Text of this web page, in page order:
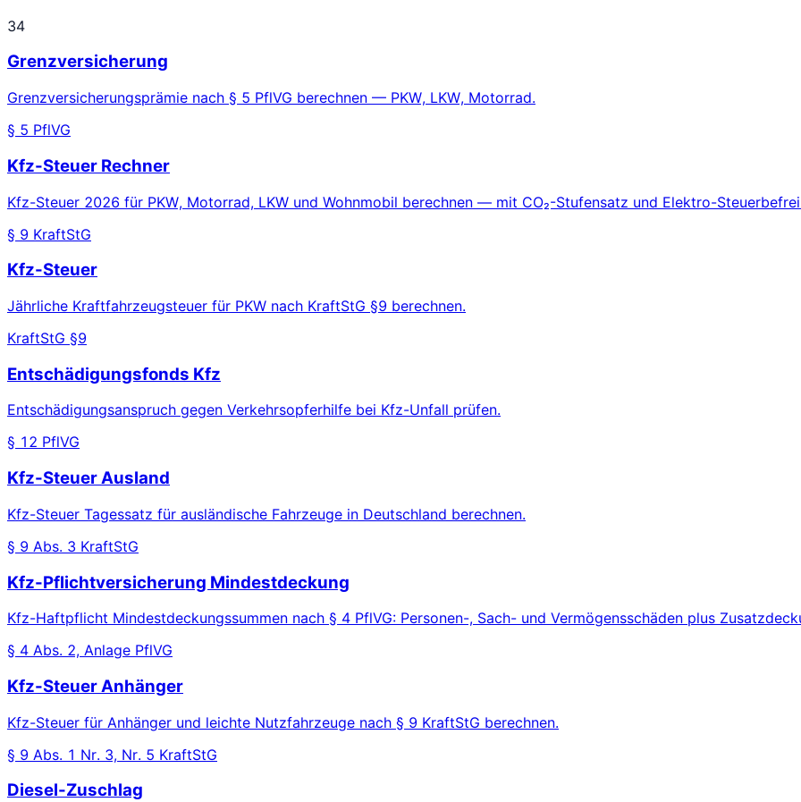
34
Grenzversicherung
Grenzversicherungsprämie nach § 5 PflVG berechnen — PKW, LKW, Motorrad.
§ 5 PflVG
Kfz-Steuer Rechner
Kfz-Steuer 2026 für PKW, Motorrad, LKW und Wohnmobil berechnen — mit CO₂-Stufensatz und Elektro-
§ 9 KraftStG
Kfz-Steuer
Jährliche Kraftfahrzeugsteuer für PKW nach KraftStG §9 berechnen.
KraftStG §9
Entschädigungsfonds Kfz
Entschädigungsanspruch gegen Verkehrsopferhilfe bei Kfz-Unfall prüfen.
§ 12 PflVG
Kfz-Steuer Ausland
Kfz-Steuer Tagessatz für ausländische Fahrzeuge in Deutschland berechnen.
§ 9 Abs. 3 KraftStG
Kfz-Pflichtversicherung Mindestdeckung
Kfz-Haftpflicht Mindestdeckungssummen nach § 4 PflVG: Personen-, Sach- und Vermögensschäden plus
§ 4 Abs. 2, Anlage PflVG
Kfz-Steuer Anhänger
Kfz-Steuer für Anhänger und leichte Nutzfahrzeuge nach § 9 KraftStG berechnen.
§ 9 Abs. 1 Nr. 3, Nr. 5 KraftStG
Diesel-Zuschlag